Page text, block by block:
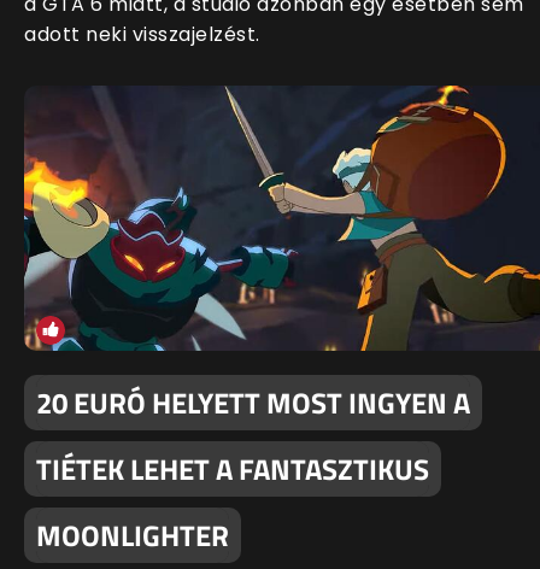
adott neki visszajelzést.
20 EURÓ HELYETT MOST INGYEN A
TIÉTEK LEHET A FANTASZTIKUS
MOONLIGHTER